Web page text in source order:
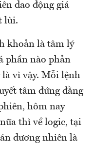
dao động giá
lùi.
khoản là tâm lý
phần nào phản
vì vậy. Mỗi lệnh
tâm đứng đằng
hôm nay
thì về logic, tại
đương nhiên là